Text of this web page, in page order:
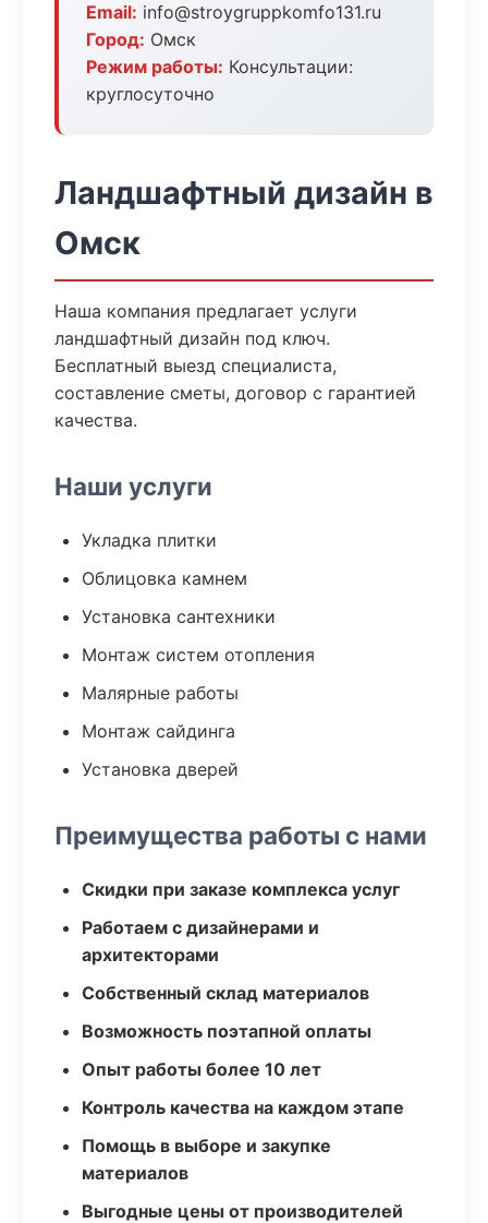
Email: info@stroygruppkomfo131.ru
Город: Омск
Режим работы: Консультации:
круглосуточно
Ландшафтный дизайн в
Омск
Наша компания предлагает услуги
ландшафтный дизайн под ключ.
Бесплатный выезд специалиста,
составление сметы, договор с гарантией
качества.
Наши услуги
Укладка плитки
Облицовка камнем
Установка сантехники
Монтаж систем отопления
Малярные работы
Монтаж сайдинга
Установка дверей
Преимущества работы с нами
Скидки при заказе комплекса услуг
Работаем с дизайнерами и
архитекторами
Собственный склад материалов
Возможность поэтапной оплаты
Опыт работы более 10 лет
Контроль качества на каждом этапе
Помощь в выборе и закупке
материалов
Выгодные цены от производителей